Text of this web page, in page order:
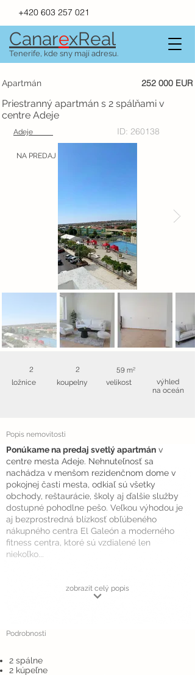
+420 603 257 021
CanarexReal
Tenerife, kde sny mají adresu.
Apartmán 252 000 EUR
Priestranný apartmán s 2 spálňami v
centre Adeje
Adeje ID: 260138
NA PREDAJ
2
ložnice
2
koupelny
59 m²
velikost
výhled
na oceán
Popis nemovitosti
Ponúkame na predaj svetlý apartmán v
centre mesta Adeje. Nehnuteľnosť sa
nachádza v menšom rezidenčnom dome v
pokojnej časti mesta, odkiaľ sú všetky
obchody, reštaurácie, školy aj ďalšie služby
dostupné pohodlne pešo. Veľkou výhodou je
aj bezprostredná blízkosť obľúbeného
nákupného centra El Galeón a moderného
fitness centra, ktoré sú vzdialené len
niekoľko...
zobrazit celý popis
Podrobnosti
2 spálne
2 kúpeľne